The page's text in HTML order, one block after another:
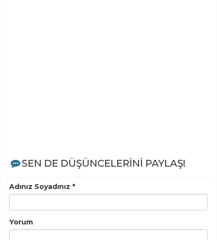
SEN DE DÜŞÜNCELERİNİ PAYLAŞ!
Adınız Soyadınız *
Yorum